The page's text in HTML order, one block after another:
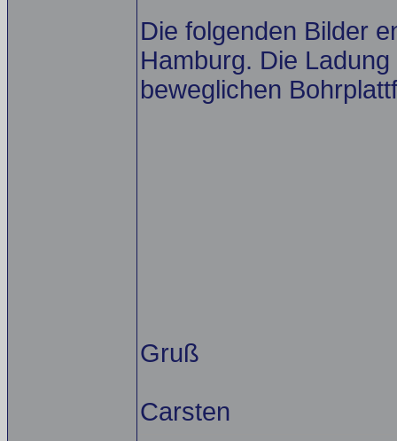
Die folgenden Bilder
Hamburg. Die
beweglichen
Gruß
Carsten